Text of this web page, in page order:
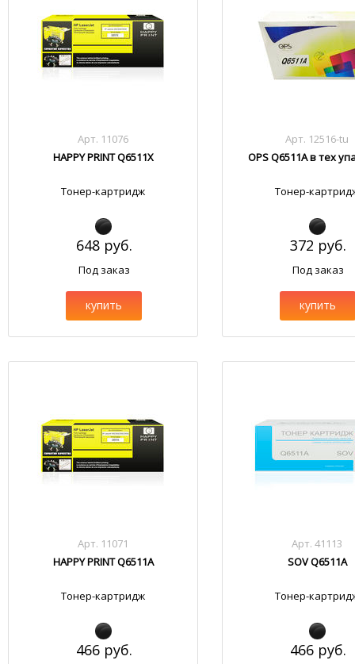
Арт. 11076
HAPPY PRINT Q6511X
Тонер-картридж
648 руб.
Под заказ
купить
Арт. 12516-tu
OPS Q6511A в тех
Тонер-
372 руб.
Под заказ
купить
Арт. 11071
HAPPY PRINT Q6511A
Тонер-картридж
466 руб.
Арт. 41113
SOV Q6511A
Тонер-
466 руб.